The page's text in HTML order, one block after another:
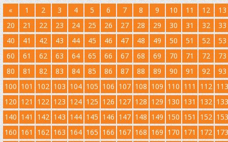
« 1 2 3 4 5 6 7 8 9 10 11 12
13
20
21 22 23 24 25 26 27 28 29 30 31 32
33
40
41 42 43 44 45 46 47 48 49 50 51 52
53
60
61 62 63 64 65 66 67 68 69 70 71 72
73
80
81 82 83 84 85 86 87 88 89 90 91 92
93
100 101 102 103 104 105 106 107 108 109 110 111 112 113
120 121 122 123 124 125 126 127 128 129 130 131 132 133
140 141 142 143 144 145 146 147 148 149 150 151 152 153
160 161 162 163 164 165 166 167 168 169 170 171 172 173